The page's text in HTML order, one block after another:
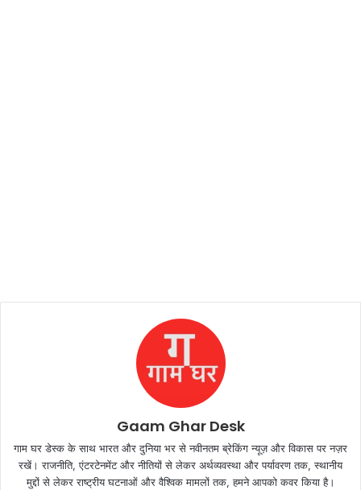
Gaam Ghar Desk
गाम घर डेस्क के साथ भारत और दुनिया भर से नवीनतम ब्रेकिंग न्यूज़ और विकास पर नज़र
रखें। राजनीति, एंटरटेनमेंट और नीतियों से लेकर अर्थव्यवस्था और पर्यावरण तक, स्थानीय
मुद्दों से लेकर राष्ट्रीय घटनाओं और वैश्विक मामलों तक, हमने आपको कवर किया है।